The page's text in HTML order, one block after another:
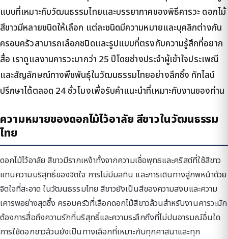
แบบที่เหมาะกับวัฒนธรรมไทยและบรรยากาศของพิธีคารวะ ดอกไม้
สีขาวมีหลายชนิดให้เลือก แต่ละชนิดมีความหมายและบุคลิกต่างกัน
ครอบครัวสามารถเลือกชนิดและรูปแบบที่ตรงกับความรู้สึกที่อยาก
สื่อ เราดูแลงานคารวะมากว่า 25 ปีโดยช่างประจำผู้เข้าใจประเพณี
และสัญลักษณ์ทางพืชพันธุ์ในวัฒนธรรมไทยอย่างลึกซึ้ง ทักไลน์
ปรึกษาได้ตลอด 24 ชั่วโมงเพื่อรับคำแนะนำที่เหมาะกับงานของท่าน
ความหมายของดอกไม้ไว้อาลัย สีขาวในวัฒนธรรม
ไทย
ดอกไม้ไว้อาลัย สีขาวมีรากเหง้าทั้งจากความเชื่อพุทธและคริสต์ที่ใช้สีขาว
แทนความบริสุทธิ์ของจิตใจ การไม่มีมลทิน และการเดินทางสู่ภพหน้าด้วย
จิตใจที่สะอาด ในวัฒนธรรมไทย สีขาวยังเป็นสีของความสงบและความ
เคารพอย่างสุดซึ้ง ครอบครัวที่เลือกดอกไม้สีขาวล้วนสำหรับงานคารวะมัก
ต้องการสื่อถึงความรักที่บริสุทธิ์และความระลึกถึงที่ไม่ปนอารมณ์อื่นใด
การใช้ดอกขาวล้วนยังเป็นทางเลือกที่เหมาะกับทุกศาสนาและทุก